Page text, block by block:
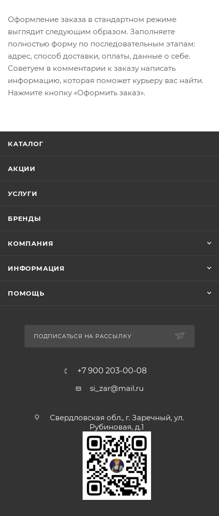
Оформление заказа в стандартном режиме
выглядит следующим образом. Заполняете
полностью форму по последовательным этапам:
адрес, способ доставки, оплаты, данные о себе.
Советуем в комментарии к заказу написать
информацию, которая поможет курьеру вас найти.
Нажмите кнопку «Оформить заказ».
КАТАЛОГ
АКЦИИ
УСЛУГИ
БРЕНДЫ
КОМПАНИЯ
ИНФОРМАЦИЯ
ПОМОЩЬ
ПОДПИСАТЬСЯ НА РАССЫЛКУ
+7 900 203-00-08
si_zar@mail.ru
Свердловская обл., г. Заречный, ул.
Рубиновая, д.1